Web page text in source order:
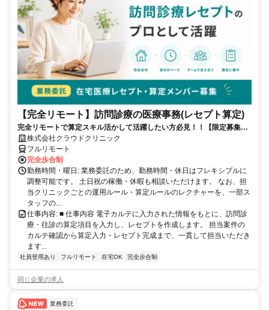
【完全リモート】訪問診療の医療事務(レセプト算定)
完全リモートで算定スキル活かして活躍したい方必見！！【限定募集】
完全リモート｜在宅医療レセプト算定（成果報酬型／業務委託）
株式会社クラウドクリニック
フルリモート
完全歩合制
勤務時間・曜日: 業務委託のため、勤務時間・休日はフレキシブルに
調整可能です。 土日祝の稼働・休暇も相談いただけます。 なお、担
当クリニックごとの運用ルール・算定ルールのレクチャーを、一部ス
タッフの...
仕事内容: ■ 仕事内容 電子カルテに入力された情報をもとに、訪問診
療・往診の算定項目を入力し、レセプトを作成します。 担当案件の
カルテ確認から算定入力・レセプト完成まで、一貫して担当いただき
ます...
社員登用あり フルリモート 在宅OK 完全歩合制
同じ企業の求人
業務委託